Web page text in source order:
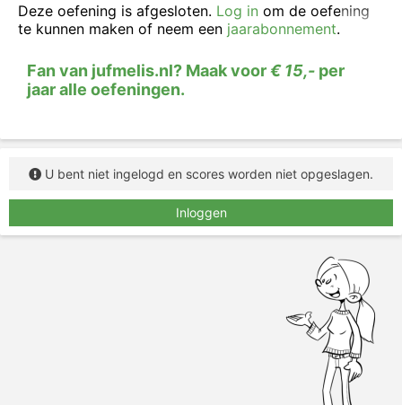
Deze oefening is afgesloten. Log in om de oefening
te kunnen maken of neem een jaarabonnement.
Fan van jufmelis.nl? Maak voor€ 15,- per
jaar alle oefeningen.
U bent niet ingelogd en scores worden niet opgeslagen.
Inloggen